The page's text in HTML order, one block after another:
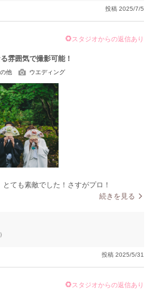
投稿 2025/7/5
スタジオからの返信あり
雰囲気で撮影可能！
他 ウエディング
ても素敵でした！さすがプロ！
続きを見る
投稿 2025/5/31
スタジオからの返信あり